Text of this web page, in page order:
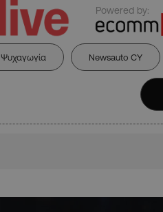
Powered by:
Ψυχαγωγία Newsauto CY